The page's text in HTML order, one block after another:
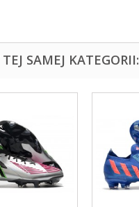
SAMEJ KATEGORII: